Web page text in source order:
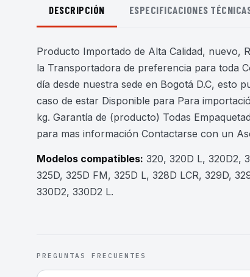
DESCRIPCIÓN ESPECIFICACIONES
Producto Importado de Alta Calidad, nuevo,
la Transportadora de preferencia para toda
día desde nuestra sede en Bogotá D.C, esto
caso de estar Disponible para Para
kg. Garantía de (producto) Todas
para mas información Contactarse con un
Modelos compatibles: 320, 320D L, 320D2,
325D, 325D FM, 325D L, 328D LCR, 329D,
330D2, 330D2 L.
PREGUNTAS FRECUENTES